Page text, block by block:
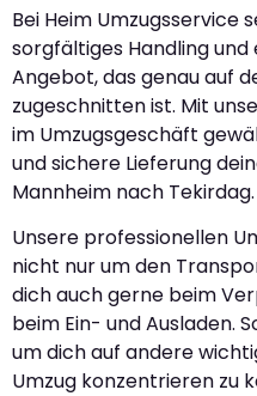
Bei Heim Umzugsservice
sorgfältiges Handling
Angebot, das genau auf
zugeschnitten ist. Mit
im Umzugsgeschäft
und sichere Lieferung
Mannheim nach Tekirdag.
Unsere professionellen
nicht nur um den
dich auch gerne beim
beim Ein- und Ausladen.
um dich auf andere
Umzug konzentrieren zu